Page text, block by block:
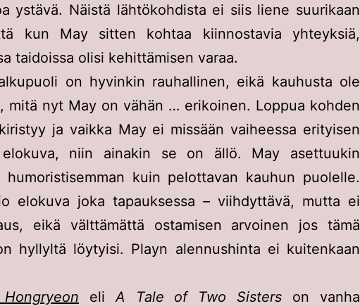
ystävä. Näistä lähtökohdista ei siis liene suurikaan
kun May sitten kohtaa kiinnostavia yhteyksiä,
taidoissa olisi kehittämisen varaa.
on hyvinkin rauhallinen, eikä kauhusta ole
mitä nyt May on vähän … erikoinen. Loppua kohden
ja vaikka May ei missään vaiheessa erityisen
elokuva, niin ainakin se on ällö. May asettuukin
humoristisemman kuin pelottavan kauhun puolelle.
elokuva joka tapauksessa – viihdyttävä, mutta ei
eikä välttämättä ostamisen arvoinen jos tämä
hyllyltä löytyisi. Playn alennushinta ei kuitenkaan
eli A Tale of Two Sisters on vanha